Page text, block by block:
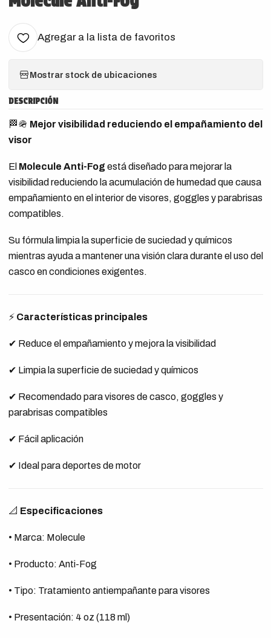
Agregar a la lista de favoritos
Mostrar stock de ubicaciones
DESCRIPCIÓN
🏁🪖 Mejor visibilidad reduciendo el empañamiento del
visor
El Molecule Anti-Fogestá diseñado para mejorar la
visibilidad reduciendo la acumulación de humedad que causa
empañamiento en el interior de visores, goggles y parabrisas
compatibles.
Su fórmula limpia la superficie de suciedad y químicos
mientras ayuda a mantener una visión clara durante el uso del
casco en condiciones exigentes.
⚡ Características principales
✔ Reduce el empañamiento y mejora la visibilidad
✔ Limpia la superficie de suciedad y químicos
✔ Recomendado para visores de casco, goggles y
parabrisas compatibles
✔ Fácil aplicación
✔ Ideal para deportes de motor
📐 Especificaciones
• Marca: Molecule
• Producto: Anti-Fog
• Tipo: Tratamiento antiempañante para visores
• Presentación: 4 oz (118 ml)